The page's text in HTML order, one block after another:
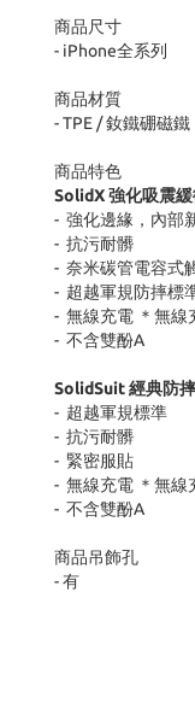
商品尺寸
- iPhone全系列
商品材質
- TPE /釹鐵硼磁鐵
商品特色
SolidX強化吸震
- 強化邊緣，內部
- 抗污耐髒
- 奈米碳管電容式
- 超越軍規防摔標
- 無線充電 ＊無線
- 不含雙酚A
SolidSuit經典防
- 超越軍規標準
- 抗污耐髒
- 緊密服貼
- 無線充電 ＊無線
- 不含雙酚A
商品吊飾孔
-有